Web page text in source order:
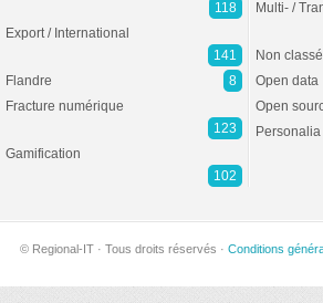
118
Export / International
141
Flandre
8
Fracture numérique
123
Gamification
102
Multi- /
Non classé
Open data
Open
Personalia
© Regional-IT · Tous droits réservés · Conditions